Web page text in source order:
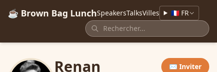
☕ Brown Bag LunchSpeakersTalksVilles 🇫🇷 FR
Renan
✉️ Inviter